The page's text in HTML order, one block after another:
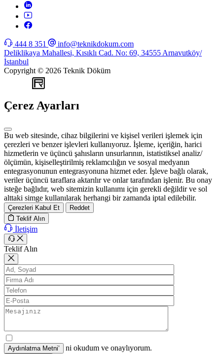
444 8 351
info@teknikdokum.com
Deliklikaya Mahallesi, Kısıklı Cad. No: 69, 34555 Arnavutköy/
İstanbul
Copyright © 2026 Teknik Döküm
Çerez Ayarları
Bu web sitesinde, cihaz bilgilerini ve kişisel verileri işlemek için
çerezleri ve benzer işlevleri kullanıyoruz. İşleme, içeriğin, harici
hizmetlerin ve üçüncü şahısların unsurlarının, istatistiksel analiz/
ölçümün, kişiselleştirilmiş reklamcılığın ve sosyal medyanın
entegrasyonunun entegrasyonuna hizmet eder. İşleve bağlı olarak,
veriler üçüncü taraflara aktarılır ve onlar tarafından işlenir. Bu onay
isteğe bağlıdır, web sitemizin kullanımı için gerekli değildir ve sol
alttaki simge kullanılarak herhangi bir zamanda iptal edilebilir.
Çerezleri Kabul Et
Reddet
Teklif Alın
İletişim
Teklif Alın
ni okudum ve onaylıyorum.